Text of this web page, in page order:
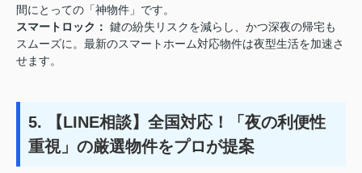
間にとっての「神物件」です。
スマートロック： 鍵の紛失リスクを減らし、かつ深夜の帰宅も
スムーズに。最新のスマートホーム対応物件は夜型生活を加速さ
せます。
5. 【LINE相談】全国対応！「夜の利便性
重視」の厳選物件をプロが提案